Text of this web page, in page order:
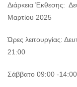
Διάρκεια Έκθεσης:
Μαρτίου 2025
Ώρες λειτουργίας:
21:00
Σάββατο 09:00 -14:00